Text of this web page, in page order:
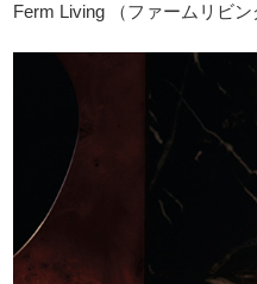
Ferm Living （ファームリビ